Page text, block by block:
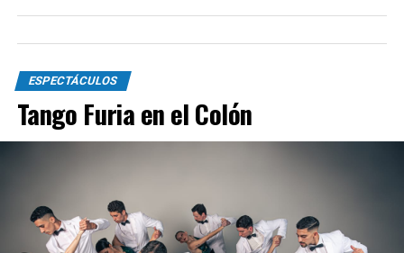
ESPECTÁCULOS
Tango Furia en el Colón